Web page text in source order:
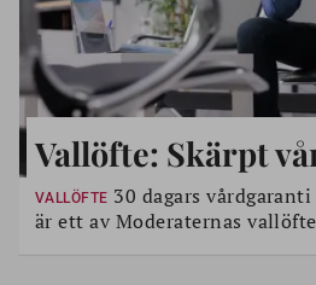
Vallöfte: Skärpt
VALLÖFTE 30 dagars
är ett av Moderaternas